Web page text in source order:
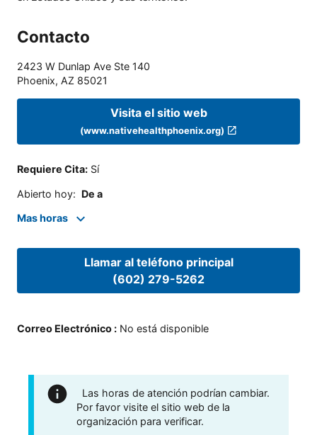
Contacto
2423 W Dunlap Ave Ste 140
Phoenix, AZ 85021
Visita el sitio web
(www.nativehealthphoenix.org)
Requiere Cita: Sí
Abierto hoy: De a
Mas horas
Llamar al teléfono principal
(602) 279-5262
Correo Electrónico : No está disponible
Las horas de atención podrían cambiar.
Por favor visite el sitio web de la
organización para verificar.